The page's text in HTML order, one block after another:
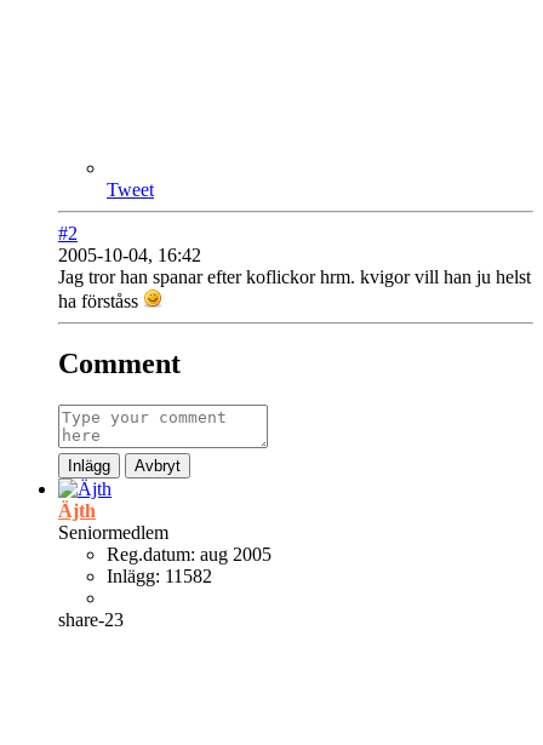
Tweet
#2
2005-10-04, 16:42
Jag tror han spanar efter koflickor hrm. kvigor vill han ju helst
ha förståss
Comment
Inlägg Avbryt
Äjth
Seniormedlem
Reg.datum: aug 2005
Inlägg: 11582
share-23